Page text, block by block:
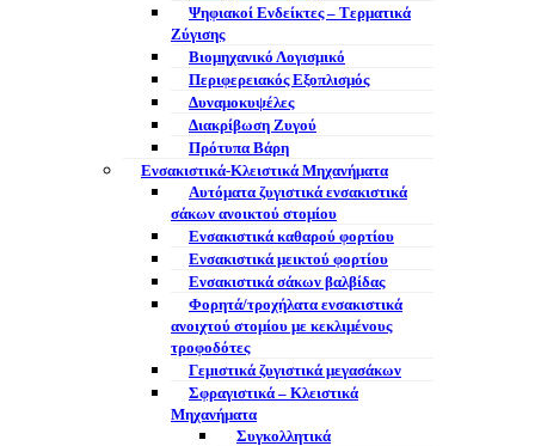
Ψηφιακοί Ενδείκτες – Tερματικά
Ζύγισης
Βιομηχανικό Λογισμικό
Περιφερειακός Εξοπλισμός
Δυναμοκυψέλες
Διακρίβωση Ζυγού
Πρότυπα Βάρη
Ενσακιστικά-Κλειστικά Μηχανήματα
Αυτόματα ζυγιστικά ενσακιστικά
σάκων ανοικτού στομίου
Ενσακιστικά καθαρού φορτίου
Ενσακιστικά μεικτού φορτίου
Eνσακιστικά σάκων βαλβίδας
Φορητά/τροχήλατα ενσακιστικά
ανοιχτού στομίου με κεκλιμένους
τροφοδότες
Γεμιστικά ζυγιστικά μεγασάκων
Σφραγιστικά – Κλειστικά
Μηχανήματα
Συγκολλητικά